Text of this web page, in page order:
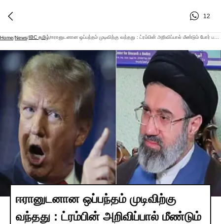
12
Home/News/IBC தமிழ்/
ஈரானுடனான ஒப்பந்தம் முடிவிற்கு
வந்தது : ட்ரம்பின் அறிவிப்பால் மீண்டும்